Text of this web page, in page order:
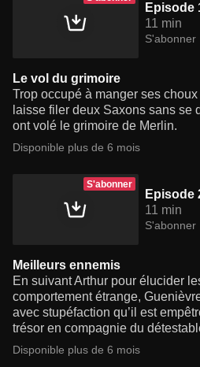
Episode
11 min
S'abonner
Le vol du grimoire
Trop occupé à manger ses
laisse filer deux Saxons sans se
ont volé le grimoire de Merlin.
Disponible plus de 6 mois
S'abonner
Episode
11 min
S'abonner
Meilleurs ennemis
En suivant Arthur pour élucider
comportement étrange,
avec stupéfaction qu’il est
trésor en compagnie du
Disponible plus de 6 mois